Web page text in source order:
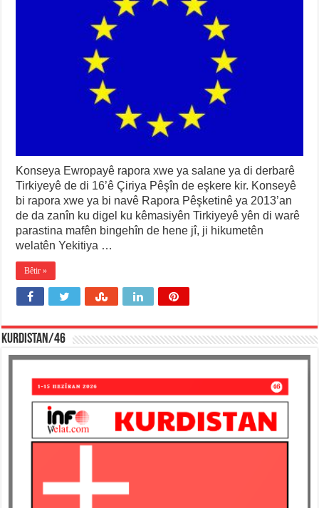
Konseya Ewropayê rapora xwe ya salane ya di derbarê
Tirkiyeyê de di 16’ê Çiriya Pêşîn de eşkere kir. Konseyê
bi rapora xwe ya bi navê Rapora Pêşketinê ya 2013’an
de da zanîn ku digel ku kêmasiyên Tirkiyeyê yên di warê
parastina mafên bingehîn de hene jî, ji hikumetên
welatên Yekitiya …
Bêtir »
KURDISTAN/46